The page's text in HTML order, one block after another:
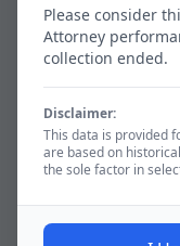
Please consider
Attorney
collection ended.
Disclaimer:
This data is provided
are based on
the sole factor in
47
60.3% of total
Avg. Time / 平均期間
1031d
~2.8 yrs